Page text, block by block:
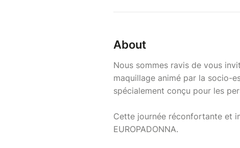
About
Nous sommes ravis de vous
maquillage animé par la socio-
spécialement conçu pour les
Cette journée réconfortante et
EUROPADONNA.